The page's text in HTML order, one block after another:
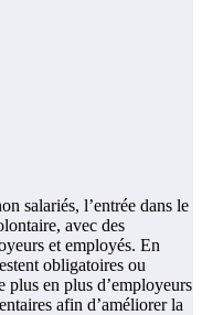
salariés, l’entrée dans le
avec des
et employés. En
obligatoires ou
plus en plus d’employeurs
afin d’améliorer la